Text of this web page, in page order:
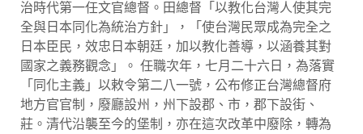
治時代第一任文官總督。田總督「以教化台灣人使其完
全與日本同化為統治方針」，「使台灣民眾成為完全之
日本臣民，效忠日本朝廷，加以教化善導，以涵養其對
國家之義務觀念」。 任職次年，七月二十六日，為落實
「同化主義」以敕令第二八一號，公布修正台灣總督府
地方官官制，廢廳設州，州下設郡、市，郡下設街、
莊。清代沿襲至今的堡制，亦在這次改革中廢除，轉為